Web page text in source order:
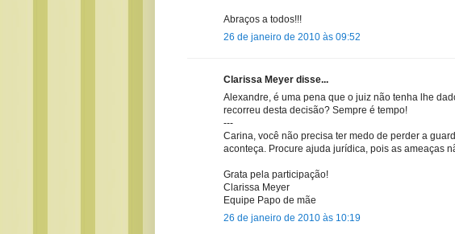
Abraços a todos!!!
26 de janeiro de 2010 às 09:52
Clarissa Meyer disse...
Alexandre, é uma pena que o juiz não tenha lhe
recorreu desta decisão? Sempre é tempo!
---
Carina, você não precisa ter medo de perder a
aconteça. Procure ajuda jurídica, pois as ameaças
Grata pela participação!
Clarissa Meyer
Equipe Papo de mãe
26 de janeiro de 2010 às 10:19